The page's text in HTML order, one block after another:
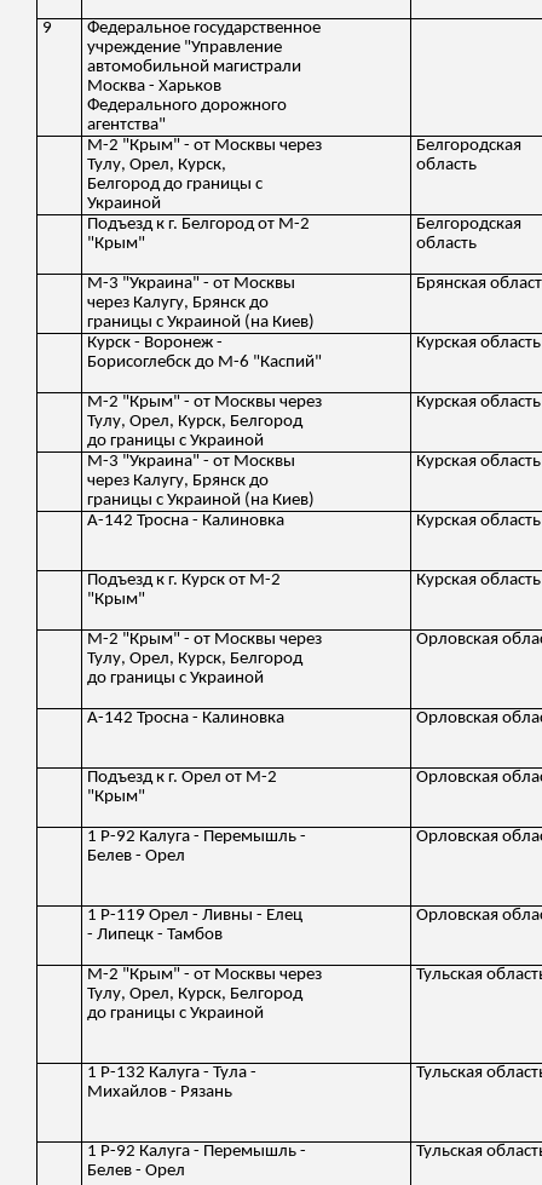
9
Федеральное государственное
учреждение "Управление
автомобильной магистрали
Москва - Харьков
Федерального дорожного
агентства"
М-2 "Крым" - от Москвы через
Тулу, Орел, Курск,
Белгород до границы с
Украиной
Белгородская
область
Подъезд к г. Белгород от М-2
"Крым"
Белгородская
область
М-3 "Украина" - от Москвы
через Калугу, Брянск до
границы с Украиной (на Киев)
Брянская
Курск - Воронеж -
Борисоглебск до М-6 "Каспий"
Курская область
М-2 "Крым" - от Москвы через
Тулу, Орел, Курск, Белгород
до границы с Украиной
Курская область
М-3 "Украина" - от Москвы
через Калугу, Брянск до
границы с Украиной (на Киев)
Курская область
А-142 Тросна - Калиновка Курская область
Подъезд к г. Курск от М-2
"Крым"
Курская область
М-2 "Крым" - от Москвы через
Тулу, Орел, Курск, Белгород
до границы с Украиной
Орловская
А-142 Тросна - Калиновка Орловская
Подъезд к г. Орел от М-2
"Крым"
Орловская
1 Р-92 Калуга - Перемышль -
Белев - Орел
Орловская
1 Р-119 Орел - Ливны - Елец
- Липецк - Тамбов
Орловская
М-2 "Крым" - от Москвы через
Тулу, Орел, Курск, Белгород
до границы с Украиной
Тульская
1 Р-132 Калуга - Тула -
Михайлов - Рязань
Тульская
1 Р-92 Калуга - Перемышль -
Белев - Орел
Тульская